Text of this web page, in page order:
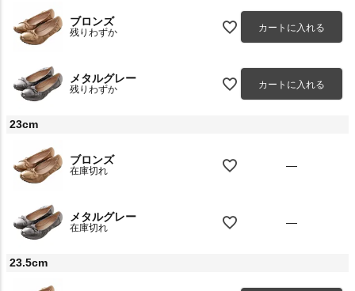
ブロンズ
残りわずか カートに入れる
メタルグレー
残りわずか カートに入れる
23cm
ブロンズ
在庫切れ —
メタルグレー
在庫切れ —
23.5cm